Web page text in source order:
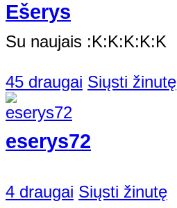
Ešerys
Su naujais :K:K:K:K:K
45 draugai Siųsti žinutę
eserys72
4 draugai Siųsti žinutę